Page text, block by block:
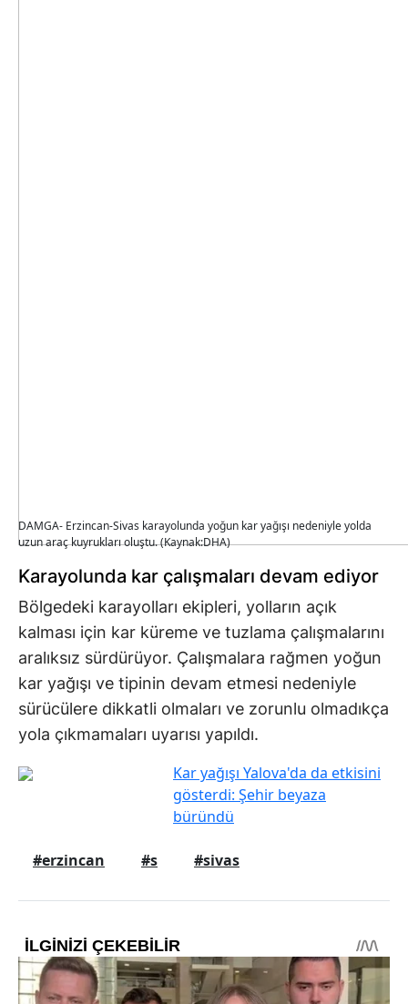
DAMGA- Erzincan-Sivas karayolunda yoğun kar yağışı nedeniyle yolda
uzun araç kuyrukları oluştu. (Kaynak:DHA)
Karayolunda kar çalışmaları devam ediyor
Bölgedeki karayolları ekipleri, yolların açık
kalması için kar küreme ve tuzlama çalışmalarını
aralıksız sürdürüyor. Çalışmalara rağmen yoğun
kar yağışı ve tipinin devam etmesi nedeniyle
sürücülere dikkatli olmaları ve zorunlu olmadıkça
yola çıkmamaları uyarısı yapıldı.
Kar yağışı Yalova'da da etkisini
gösterdi: Şehir beyaza
büründü
#erzincan #s #sivas